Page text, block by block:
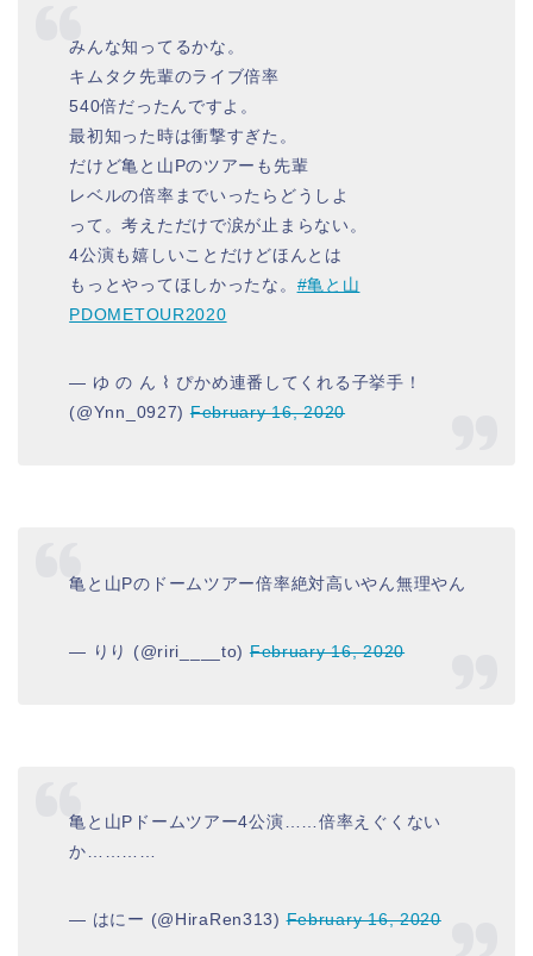
みんな知ってるかな。
キムタク先輩のライブ倍率
540倍だったんですよ。
最初知った時は衝撃すぎた。
だけど亀と山Pのツアーも先輩
レベルの倍率までいったらどうしよ
って。考えただけで涙が止まらない。
4公演も嬉しいことだけどほんとは
もっとやってほしかったな。 #亀と山
PDOMETOUR2020
— ゆ の ん ⌇ ぴかめ連番してくれる子挙手！
(@Ynn_0927)February 16, 2020
亀と山Pのドームツアー倍率絶対高いやん無理やん
— りり (@riri____to)February 16, 2020
亀と山Pドームツアー4公演……倍率えぐくない
か…………
— はにー (@HiraRen313)February 16, 2020